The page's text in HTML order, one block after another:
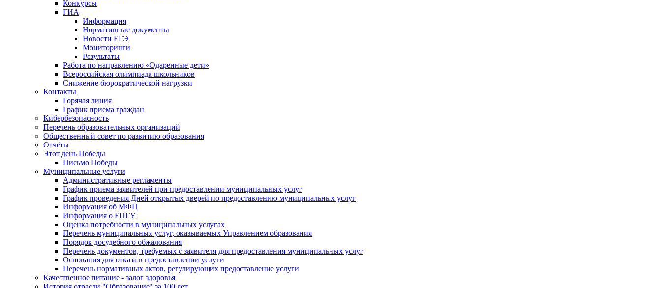
Конкурсы
ГИА
Информация
Нормативные документы
Новости ЕГЭ
Мониторинги
Результаты
Работа по направлению «Одаренные дети»
Всероссийская олимпиада школьников
Снижение бюрократической нагрузки
Контакты
Горячая линия
График приема граждан
Кибербезопасность
Перечень образовательных организаций
Общественный совет по развитию образования
Отчёты
Этот день Победы
Письмо Победы
Mуниципальные услуги
Административные регламенты
График приема заявителей при предоставлении муниципальных услуг
График проведения Дней открытых дверей по предоставлению муниципальных услуг
Информация об МФЦ
Информация о ЕПГУ
Оценка потребности в муниципальных услугах
Перечень муниципальных услуг, оказываемых Управлением образования
Порядок досудебного обжалования
Перечень документов, требуемых с заявителя для предоставления муниципальных услуг
Основания для отказа в предоставлении услуги
Перечень нормативных актов, регулирующих предоставление услуги
Качественное питание - залог здоровья
История отрасли "Oбразованиe" за 100 лет